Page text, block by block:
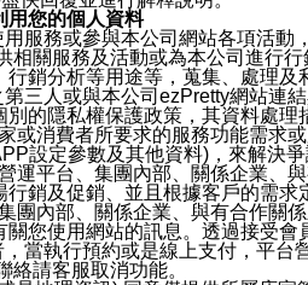
用您的個人資料
服務或參與本公司網站各項活
相關服務及活動或為本公司進行
銷分析等用途等，蒐集、處理及
三人或與本公司ezPretty網站連
的隱私權保護政策，其資料處
或消費者所要求的服務功能需求
設定參數及其他資料)，來解決
運平台、集團內部、關係企業、
銷及促銷、並且根據客戶的需
團內部、關係企業、與有合作關
您使用網站的訊息。透過接受
當執行預約或是線上支付，平
請客服取消功能。